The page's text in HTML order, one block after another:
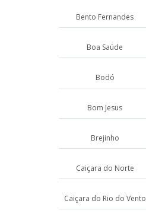
Bento Fernandes
Boa Saúde
Bodó
Bom Jesus
Brejinho
Caiçara do Norte
Caiçara do Rio do Vento